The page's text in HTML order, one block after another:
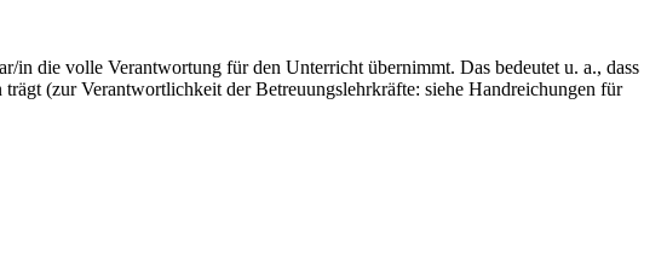
in die volle Verantwortung für den Unterricht übernimmt. Das bedeutet u. a., dass
(zur Verantwortlichkeit der Betreuungslehrkräfte: siehe Handreichungen für